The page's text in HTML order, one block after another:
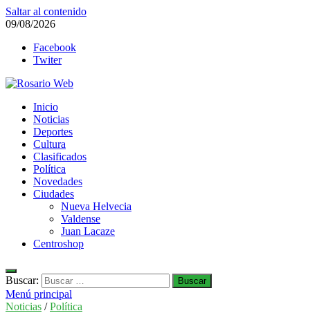
Saltar al contenido
09/08/2026
Facebook
Twiter
Rosario Web
Todas la noticias de Rosario y la zona
Inicio
Noticias
Deportes
Cultura
Clasificados
Política
Novedades
Ciudades
Nueva Helvecia
Valdense
Juan Lacaze
Centroshop
Buscar:
Menú principal
Noticias /Política